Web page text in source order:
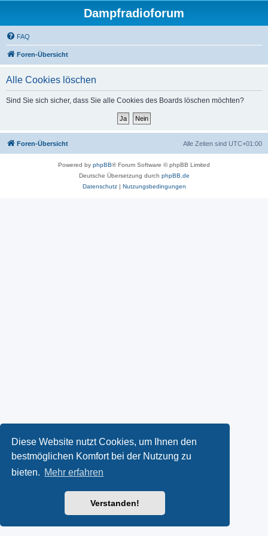
Diese Website nutzt Cookies, um Ihnen den
bestmöglichen Komfort bei der Nutzung zu
bieten. Mehr erfahren
Verstanden!
Dampfradioforum
FAQ
Foren-Übersicht
Alle Cookies löschen
Sind Sie sich sicher, dass Sie alle Cookies des Boards löschen möchten?
Foren-Übersicht Alle Zeiten sind UTC+01:00
Powered by phpBB® Forum Software © phpBB Limited
Deutsche Übersetzung durch phpBB.de
Datenschutz| Nutzungsbedingungen